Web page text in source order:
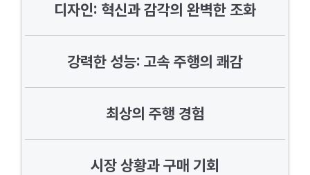
디자인: 혁신과 감각의 완벽한 조화
강력한 성능: 고속 주행의 쾌감
최상의 주행 경험
시장 상황과 구매 기회